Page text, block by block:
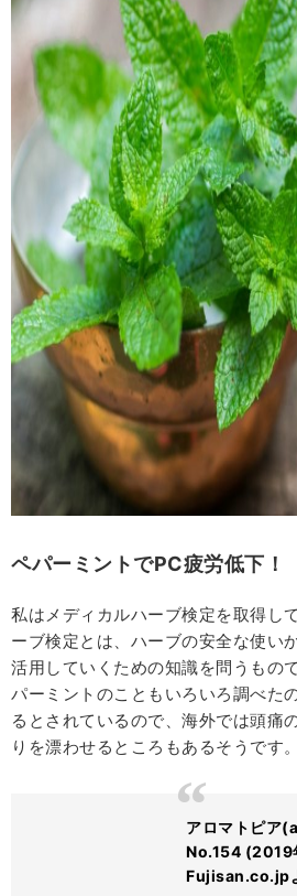
ペパーミントでPC疲労低下！
私はメディカルハーブ検定を取得し
ーブ検定とは、ハーブの安全な使い
活用していくための知識を問うもの
パーミントのこともいろいろ調べた
るとされているので、海外では頭痛
りを漂わせるところもあるそうです。
アロマトピア
No.154 (2019
Fujisan.co.jp